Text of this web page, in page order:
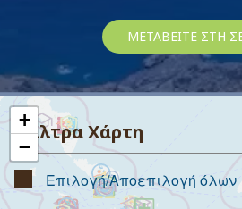
ΜΕΤΑΒΕΊΤΕ ΣΤΗ
Φίλτρα Χάρτη
Επιλογή/Αποεπιλογή όλων
+
−